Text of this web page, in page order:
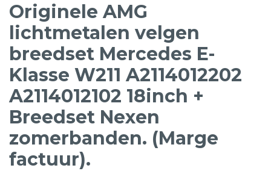
Originele AMG
lichtmetalen velgen
breedset Mercedes E-
Klasse W211 A2114012202
A2114012102 18inch +
Breedset Nexen
zomerbanden. (Marge
factuur).